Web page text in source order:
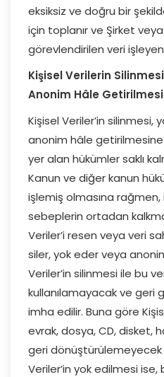
eksiksiz ve doğru bir
için toplanır ve Şirket
görevlendirilen veri
Kişisel Verilerin
Anonim Hâle Getirilmesi
Kişisel Veriler’in silinmesi,
anonim hâle
yer alan hükümler saklı
Kanun ve diğer kanun
işlemiş olmasına
sebeplerin ortadan
Veriler’i resen veya veri
siler, yok eder veya
Veriler’in silinmesi ile bu
kullanılamayacak ve geri
imha edilir. Buna göre
evrak, dosya, CD, disket,
geri dönüştürülemeyecek
Veriler’in yok edilmesi